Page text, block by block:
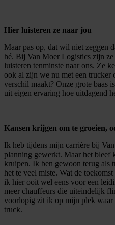
Hier luisteren ze naar jou
Maar pas op, dat wil niet zeggen
hé. Bij Van Moer Logistics zijn
luisteren tenminste naar ons. Ze
ook al zijn we nu met een trucker
verschil maakt? Onze grote baas
uit eigen ervaring hoe uitdagend
Kansen krijgen om te groeien,
Ik heb tijdens mijn carrière bij
planning gewerkt. Maar het bleef
kruipen. Ik ben gewoon terug als
het te veel miste. Wat de
ik hier ooit wel eens voor een
meer chauffeurs die uiteindelijk
voorlopig zit ik op mijn plek waar
truck.